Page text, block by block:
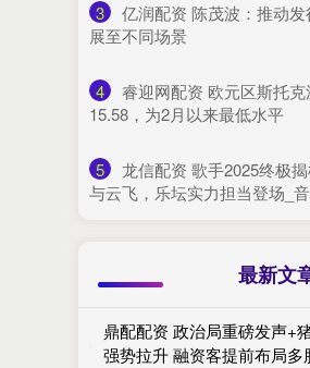
3
亿润配资 陈茂波：推动
展至不同场景
4
睿迎网配资 欧元区斯托
15.58，为2月以来最低水平
5
龙信配资 歌手2025终极
与云飞，乐坛实力担当登场_
最新文
鼎配配资 政治局重磅发声+
强势拉升 融资客提前布局多